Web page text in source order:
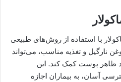
با استفاده از روش‌های طبیعی
نارگیل و تغذیه مناسب، می‌تواند
ظاهر پوست کمک کند. این
آسان، به بیماران اجازه